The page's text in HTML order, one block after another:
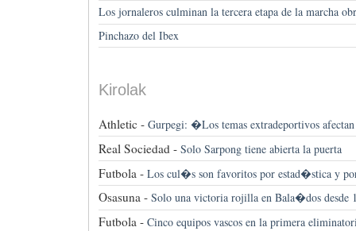
Los jornaleros culminan la tercera etapa de la marcha
Pinchazo del Ibex
Kirolak
Athletic - Gurpegi: �Los temas extradeportivos
Real Sociedad - Solo Sarpong tiene abierta la puerta
Futbola - Los cul�s son favoritos por estad�stica y
Osasuna - Solo una victoria rojilla en Bala�dos desde
Futbola - Cinco equipos vascos en la primera